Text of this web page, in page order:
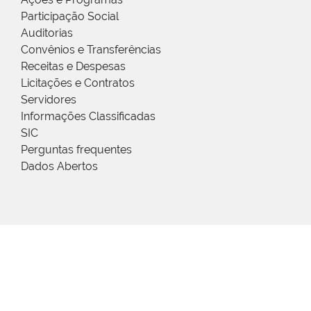
Participação Social
Auditorias
Convênios e Transferências
Receitas e Despesas
Licitações e Contratos
Servidores
Informações Classificadas
SIC
Perguntas frequentes
Dados Abertos